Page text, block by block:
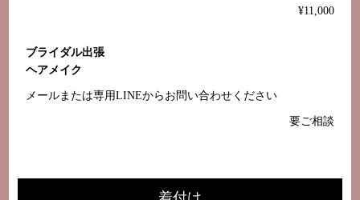
¥11,000
ブライダル出張
ヘアメイク
メールまたは専用LINEからお問い合わせください
要ご相談